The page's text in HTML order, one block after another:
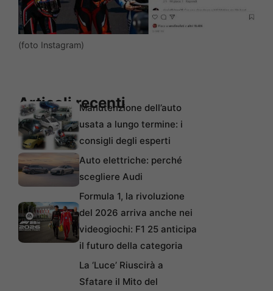
(foto Instagram)
Articoli recentiManutenzione dell’auto
usata a lungo termine: i
consigli degli esperti
Auto elettriche: perché
scegliere Audi
Formula 1, la rivoluzione
del 2026 arriva anche nei
videogiochi: F1 25 anticipa
il futuro della categoria
La ‘Luce’ Riuscirà a
Sfatare il Mito del